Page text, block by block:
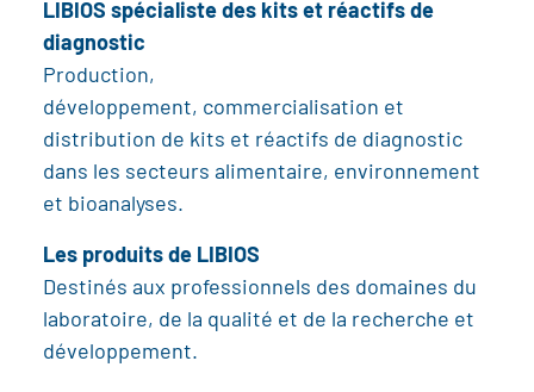
LIBIOS spécialiste des kits et réactifs de
diagnostic
Production,
développement, commercialisation et
distribution de kits et réactifs de diagnostic
dans les secteurs alimentaire, environnement
et bioanalyses.
Les produits de LIBIOS
Destinés aux professionnels des domaines du
laboratoire, de la qualité et de la recherche et
développement.